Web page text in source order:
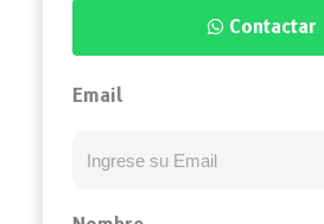
Contactar
Email